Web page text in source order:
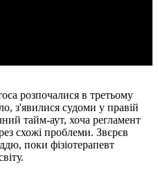
розпочалися в третьому
з'явилися судоми у правій
тайм-аут, хоча регламент
схожі проблеми. Звєрєв
поки фізіотерапевт